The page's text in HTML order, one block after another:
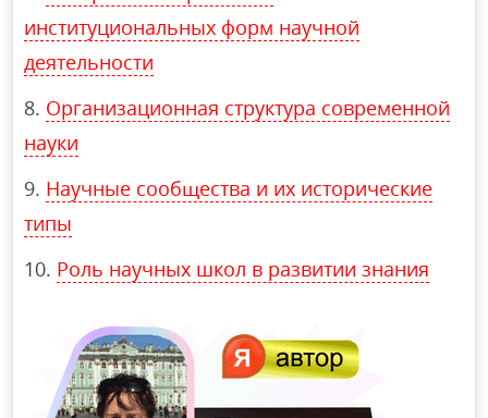
институциональных форм научной
деятельности
Организационная структура современной
науки
Научные сообщества и их исторические
типы
Роль научных школ в развитии знания